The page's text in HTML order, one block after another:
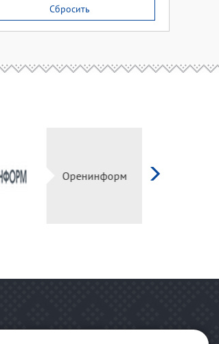
Сбросить
Оренинформ